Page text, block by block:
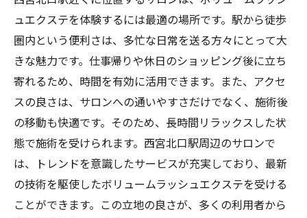
ュエクステを体験するには最適の場所です。駅から徒歩
圏内という便利さは、多忙な日常を送る方々にとって大
きな魅力です。仕事帰りや休日のショッピング後に立ち
寄れるため、時間を有効に活用できます。また、アクセ
スの良さは、サロンへの通いやすさだけでなく、施術後
の移動も快適です。そのため、長時間リラックスした状
態で施術を受けられます。西宮北口駅周辺のサロンで
は、トレンドを意識したサービスが充実しており、最新
の技術を駆使したボリュームラッシュエクステを受ける
ことができます。この立地の良さが、多くの利用者から